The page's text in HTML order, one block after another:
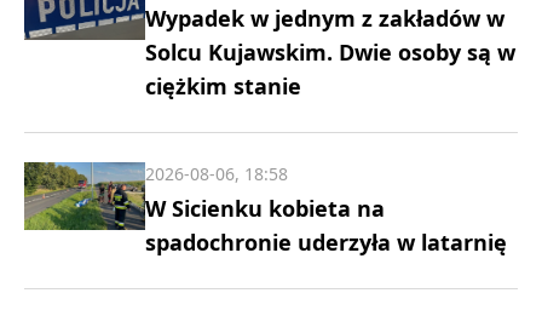
Wypadek w jednym z zakładów w
Solcu Kujawskim. Dwie osoby są w
ciężkim stanie
W Sicienku kobieta na
spadochronie uderzyła w latarnię
2026-08-06, 18:58